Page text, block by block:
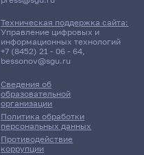
Сведения об
образовательной
организации
Политика обработки
персональных данных
Противодействие
коррупции
Техническая поддержка сайта:
Управление цифровых и
информационных технологий
+7 (8452) 21 - 06 - 64,
bessonov@sgu.ru